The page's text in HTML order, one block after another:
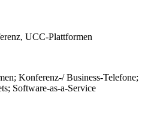
UCC-Plattformen
Konferenz-/ Business-Telefone;
Software-as-a-Service